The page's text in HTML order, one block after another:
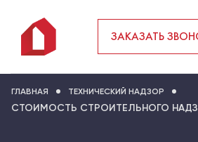
ЗАКАЗАТЬ
ГЛАВНАЯ ТЕХНИЧЕСКИЙ НАДЗОР
СТОИМОСТЬ СТРОИТЕЛЬНОГО